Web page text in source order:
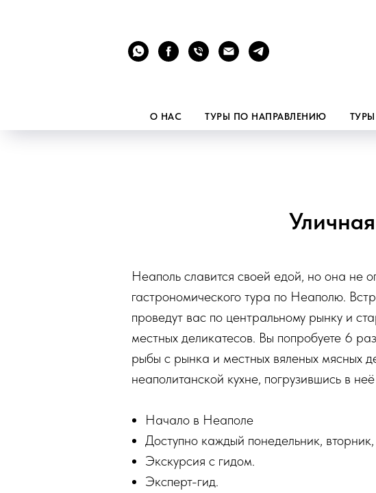
О НАС ТУРЫ ПО НАПРАВЛЕНИЮ
Неаполь славится своей едой, но она не
гастрономического тура по Неаполю.
проведут вас по центральному рынку и
местных деликатесов. Вы попробуете 6
рыбы с рынка и местных вяленых мясных
неаполитанской кухне, погрузившись в
Начало в Неаполе
Доступно каждый понедельник, вторник,
Экскурсия с гидом.
Эксперт-гид.